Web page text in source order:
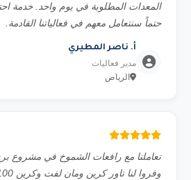
المعدات المطلوبة في يوم واحد. خدمة
حتماً سنتعامل معهم في فعالياتنا القادمة.
أ. ناصر المطيري
مدير فعاليات
الرياض